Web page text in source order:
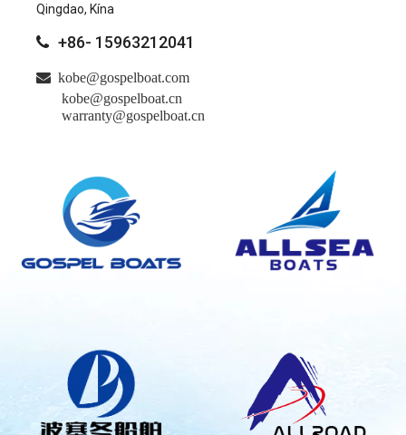
Qingdao, Kína
 +86- 15963212041
 kobe@gospelboat.com
kobe@gospelboat.cn
warranty@gospelboat.cn